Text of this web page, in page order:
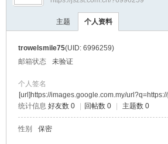
›
主题 个人资料
trowelsmile75(UID: 6996259)
邮箱状态
未验证
个人签名
[url]https://images.google.com.my/
统计信息 好友数 0 回帖数 0 主题数 0
性别 保密